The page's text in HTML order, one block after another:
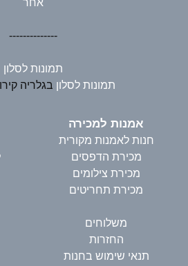
אחר
--------------
תמונות לסלון
תמונות לסלון בגלריה
אמנות למכירה
חנות לאמנות מקורית
מכירת הדפסים
מכירת צילומים
מכירת תחריטים
משלוחים
החזרות
תנאי שימוש בחנות